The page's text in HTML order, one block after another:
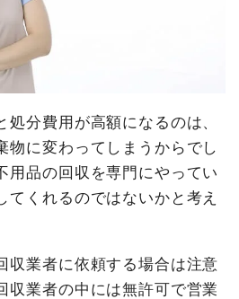
分費用が高額になるのは、
物に変わってしまうからでし
用品の回収を専門にやってい
てくれるのではないかと考え
収業者に依頼する場合は注意
収業者の中には無許可で営業